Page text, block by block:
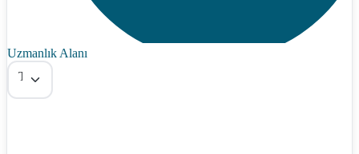
Uzmanlık Alanı
Tümü